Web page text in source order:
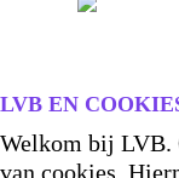
LVB EN
Welkom bij LVB.
van cookies.